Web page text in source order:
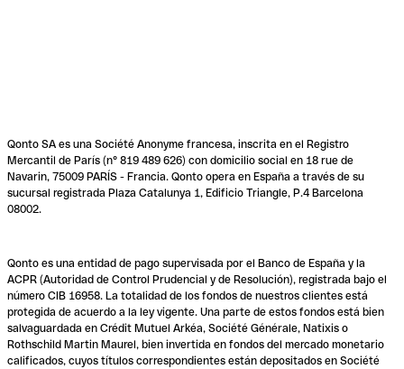
Qonto SA es una Société Anonyme francesa, inscrita en el Registro
Mercantil de París (n° 819 489 626) con domicilio social en 18 rue de
Navarin, 75009 PARÍS - Francia. Qonto opera en España a través de su
sucursal registrada Plaza Catalunya 1, Edificio Triangle, P.4 Barcelona
08002.
Qonto es una entidad de pago supervisada por el Banco de España y la
ACPR (Autoridad de Control Prudencial y de Resolución), registrada bajo el
número CIB 16958. La totalidad de los fondos de nuestros clientes está
protegida de acuerdo a la ley vigente. Una parte de estos fondos está bien
salvaguardada en Crédit Mutuel Arkéa, Société Générale, Natixis o
Rothschild Martin Maurel, bien invertida en fondos del mercado monetario
calificados, cuyos títulos correspondientes están depositados en Société